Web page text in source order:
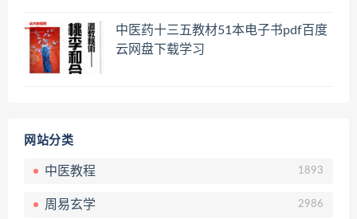
中医药十三五教材51本电子书pdf百度
云网盘下载学习
网站分类
中医教程 1893
周易玄学 2986